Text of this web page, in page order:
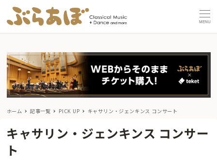
MENU
ホーム 記事一覧 PICK UP キャサリン・ジェンキンス コンサート
キャサリン・ジェンキンス コンサー
ト